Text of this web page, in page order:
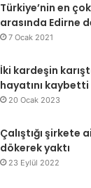
Türkiye’nin en
arasında Edirne
7 Ocak 2021
İki kardeşin
hayatını kaybetti
20 Ocak 2023
Çalıştığı
dökerek yaktı
23 Eylül 2022